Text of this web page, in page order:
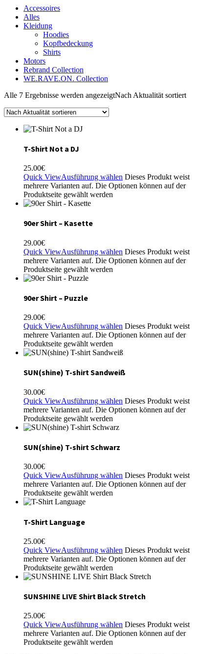
Accessoires
Alles
Kleidung
Hoodies
Kopfbedeckung
Shirts
Motors
Rebrand Collection
WE.RAVE.ON. Collection
Alle 7 Ergebnisse werden angezeigtNach Aktualität sortiert
T-Shirt Not a DJ
25.00€
Quick ViewAusführung wählen Dieses Produkt weist
mehrere Varianten auf. Die Optionen können auf der
Produktseite gewählt werden
90er Shirt – Kasette
29.00€
Quick ViewAusführung wählen Dieses Produkt weist
mehrere Varianten auf. Die Optionen können auf der
Produktseite gewählt werden
90er Shirt – Puzzle
29.00€
Quick ViewAusführung wählen Dieses Produkt weist
mehrere Varianten auf. Die Optionen können auf der
Produktseite gewählt werden
SUN(shine) T-shirt Sandweiß
30.00€
Quick ViewAusführung wählen Dieses Produkt weist
mehrere Varianten auf. Die Optionen können auf der
Produktseite gewählt werden
SUN(shine) T-shirt Schwarz
30.00€
Quick ViewAusführung wählen Dieses Produkt weist
mehrere Varianten auf. Die Optionen können auf der
Produktseite gewählt werden
T-Shirt Language
25.00€
Quick ViewAusführung wählen Dieses Produkt weist
mehrere Varianten auf. Die Optionen können auf der
Produktseite gewählt werden
SUNSHINE LIVE Shirt Black Stretch
25.00€
Quick ViewAusführung wählen Dieses Produkt weist
mehrere Varianten auf. Die Optionen können auf der
Produktseite gewählt werden